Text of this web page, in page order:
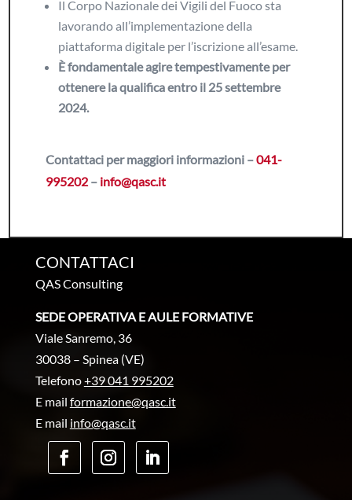
Il Corpo Nazionale dei Vigili del Fuoco sta
lavorando all’implementazione della
piattaforma digitale per l’iscrizione all’esame.
È fondamentale agire tempestivamente per
ottenere la qualifica entro il 25 settembre
2024.
Contattaci per maggiori informazioni –041-
995202 – info@qasc.it
CONTATTACI
QAS Consulting
SEDE OPERATIVA E AULE FORMATIVE
Viale Sanremo, 36
30038 – Spinea (VE)
Telefono+39 041 995202
E mail formazione@qasc.it
E mail info@qasc.it